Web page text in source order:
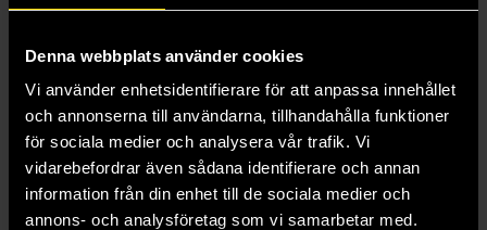
Denna webbplats använder cookies
Vi använder enhetsidentifierare för att anpassa innehållet
och annonserna till användarna, tillhandahålla funktioner
för sociala medier och analysera vår trafik. Vi
vidarebefordrar även sådana identifierare och annan
information från din enhet till de sociala medier och
annons- och analysföretag som vi samarbetar med.
Berserk Deluxe Edition Vol 3
Kentaro Miura
479 kr
Kentaro Miura
520 kr